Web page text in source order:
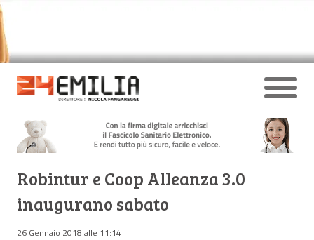
Robintur e Coop Alleanza 3.0
inaugurano sabato
26 Gennaio 2018 alle 11:14